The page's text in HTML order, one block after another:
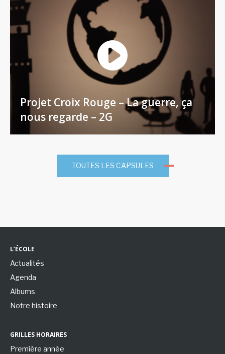
Projet Croix Rouge – La guerre, ça
nous regarde – 2G
TOUTES LES CAPSULES
L’ÉCOLE
Actualités
Agenda
Albums
Notre histoire
GRILLES HORAIRES
Première année